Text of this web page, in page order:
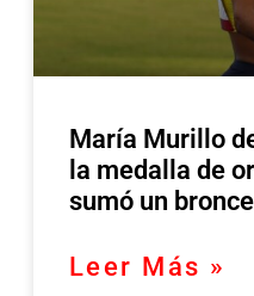
María Murillo
la medalla de
sumó un bronce
Leer Más »